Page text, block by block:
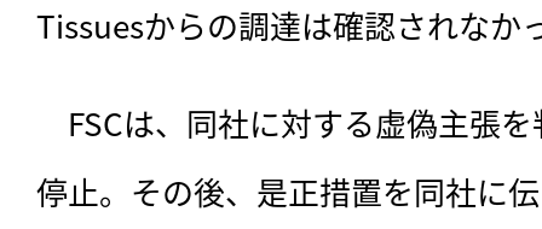
Tissuesからの調達は確認されなか
FSCは、同社に対する虚偽主張
停止。その後、是正措置を同社に